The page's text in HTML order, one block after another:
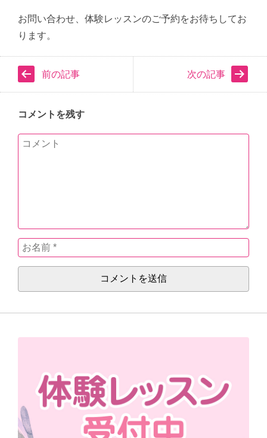
お問い合わせ、体験レッスンのご予約をお待ちしてお
ります。
前の記事 次の記事
コメントを残す